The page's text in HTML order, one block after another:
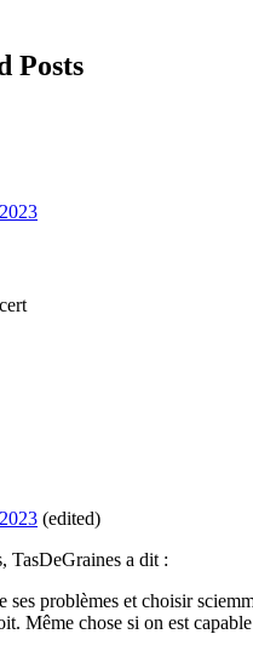
Posts
(edited)
TasDeGraines a dit :
ses problèmes et choisir
Même chose si on est